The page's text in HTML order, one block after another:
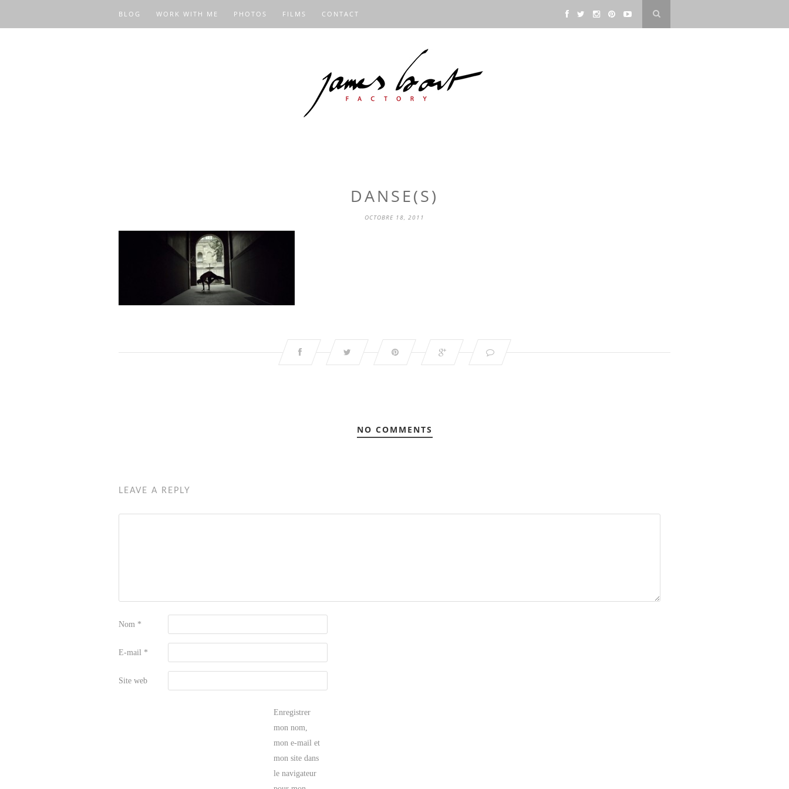
BLOG WORK WITH ME PHOTOS FILMS CONTACT
DANSE(S)
OCTOBRE 18, 2011
NO COMMENTS
LEAVE A REPLY
Nom *
E-mail *
Site web
Enregistrer
mon nom,
mon e-mail et
mon site dans
le navigateur